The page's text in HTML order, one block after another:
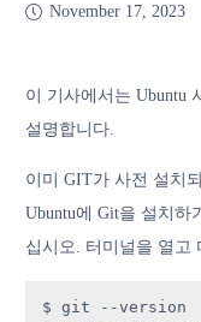
November 17, 2023
이 기사에서는 Ubuntu
설명합니다.
이미 GIT가 사전 설치
Ubuntu에 Git을 설치하
십시오. 터미널을 열고
$ git --version